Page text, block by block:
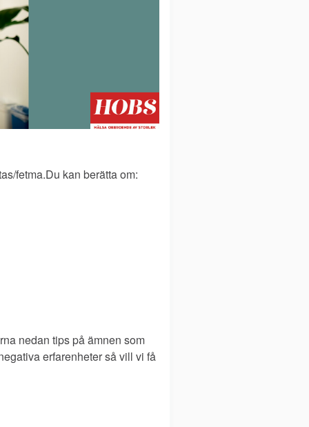
fetma.Du kan berätta om:
nedan tips på ämnen som
erfarenheter så vill vi få